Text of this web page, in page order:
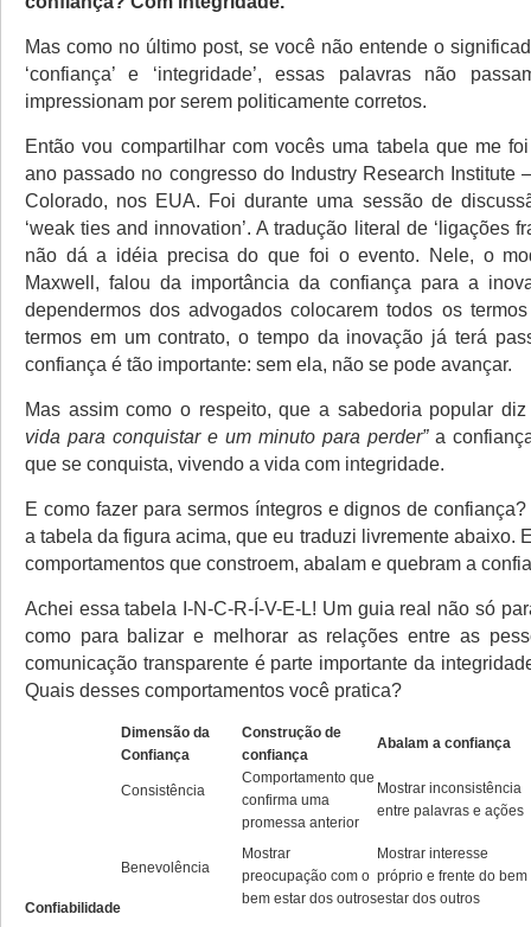
Mas como no último post, se você não entende o
‘confiança’ e ‘integridade’, essas palavras não
impressionam por serem politicamente corretos.
Então vou compartilhar com vocês uma tabela que me
ano passado no congresso do Industry Research Institute
Colorado, nos EUA. Foi durante uma sessão de
‘weak ties and innovation’. A tradução literal de ‘ligações
não dá a idéia precisa do que foi o evento. Nele, o
Maxwell, falou da importância da confiança para a
dependermos dos advogados colocarem todos os
termos em um contrato, o tempo da inovação já terá
confiança é tão importante: sem ela, não se pode avançar.
Mas assim como o respeito, que a sabedoria popular
vida para conquistar e um minuto para perder”a
que se conquista, vivendo a vida com integridade.
E como fazer para sermos íntegros e dignos de
a tabela da figura acima, que eu traduzi livremente abaixo.
comportamentos que constroem, abalam e quebram a
Achei essa tabela I-N-C-R-Í-V-E-L! Um guia real não só
como para balizar e melhorar as relações entre as
comunicação transparente é parte importante da
Quais desses comportamentos você pratica?
Dimensão da
Confiança
Construção de
confiança
Abalam a confiança
Confiabilidade
Consistência
Comportamento que
confirma uma
promessa anterior
Mostrar inconsistência
entre palavras e ações
Benevolência
Mostrar
preocupação com o
bem estar dos outros
Mostrar interesse
próprio e frente do bem
estar dos outros